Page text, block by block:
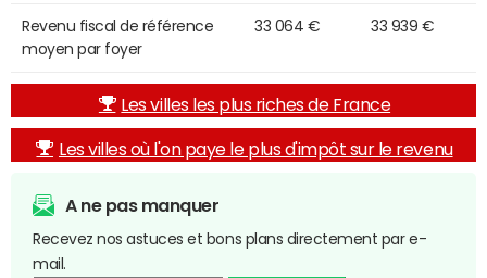
Revenu fiscal de référence
moyen par foyer
33 064 € 33 939 €
Les villes les plus riches de France
Les villes où l'on paye le plus d'impôt sur le revenu
A ne pas manquer
Recevez nos astuces et bons plans directement par e-
mail.